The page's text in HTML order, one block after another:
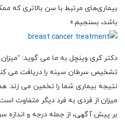
بیماری‌های مرتبط با سن بالاتری که
باشد، بسنجیم.»
دکتر کری وینچل به ما می گوید:
تشخیص سرطان سینه را دریافت می
نتیجه بیماری شما را تخمین می زند.
میزان از فردی به فرد دیگر متفاوت
بر پیش آگهی، از جمله درجه و اندازه